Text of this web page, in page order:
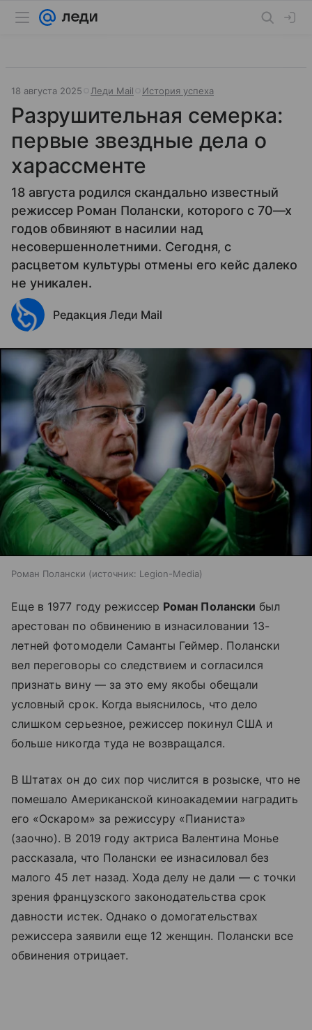
18 августа 2025 Леди Mail История успеха
Разрушительная семерка:
первые звездные дела о
харассменте
18 августа родился скандально известный
режиссер Роман Полански, которого с 70—х
годов обвиняют в насилии над
несовершеннолетними. Сегодня, с
расцветом культуры отмены его кейс далеко
не уникален.
Редакция Леди Mail
Роман Полански источник: Legion-Media
Еще в 1977 году режиссер Роман Полански был
арестован по обвинению в изнасиловании 13-
летней фотомодели Саманты Геймер. Полански
вел переговоры со следствием и согласился
признать вину — за это ему якобы обещали
условный срок. Когда выяснилось, что дело
слишком серьезное, режиссер покинул США и
больше никогда туда не возвращался.
В Штатах он до сих пор числится в розыске, что не
помешало Американской киноакадемии наградить
его «Оскаром» за режиссуру «Пианиста»
(заочно). В 2019 году актриса Валентина Монье
рассказала, что Полански ее изнасиловал без
малого 45 лет назад. Хода делу не дали — с точки
зрения французского законодательства срок
давности истек. Однако о домогательствах
режиссера заявили еще 12 женщин. Полански все
обвинения отрицает.